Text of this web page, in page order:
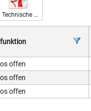
Technische Daten 230 V
offen
offen
offen